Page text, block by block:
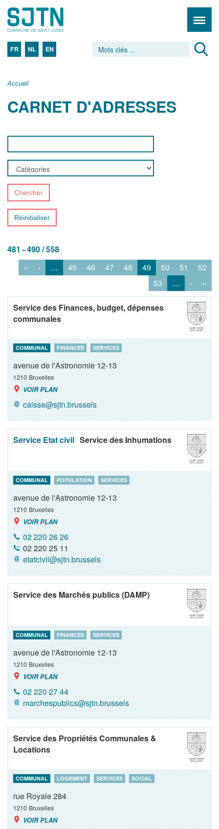
FR NL EN
Accueil
CARNET D'ADRESSES
Chercher
Réinitialiser
481 - 490 / 558
‹‹
‹ … 45 46 47 48 49 50 51
52
53
… › ››
Service des Finances, budget, dépenses
communales
COMMUNAL FINANCES SERVICES
avenue de l'Astronomie 12-13
1210 Bruxelles
VOIR PLAN
caisse@sjtn.brussels
Service Etat civil Service des Inhumations
COMMUNAL POPULATION SERVICES
avenue de l'Astronomie 12-13
1210 Bruxelles
VOIR PLAN
02 220 26 26
02 220 25 11
etatcivil@sjtn.brussels
Service des Marchés publics (DAMP)
COMMUNAL FINANCES SERVICES
avenue de l'Astronomie 12-13
1210 Bruxelles
VOIR PLAN
02 220 27 44
marchespublics@sjtn.brussels
Service des Propriétés Communales &
Locations
COMMUNAL LOGEMENT SERVICES SOCIAL
rue Royale 284
1210 Bruxelles
VOIR PLAN